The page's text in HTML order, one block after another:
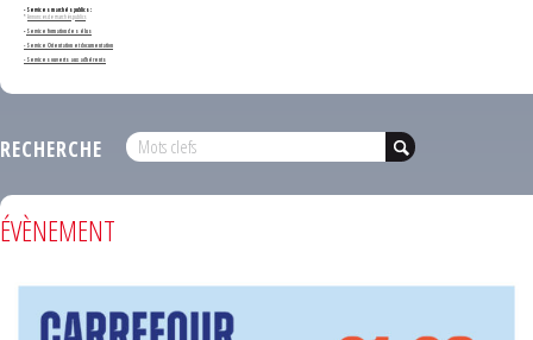
- Services marchés publics :
*Annonces de marchés publics
-Service formation des élus
- Service Orientation et documentation
- Services ouverts aux adhérents
RECHERCHE
ÉVÈNEMENT